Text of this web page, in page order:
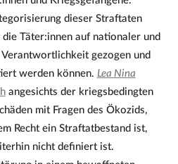
dieser Straftaten
Täter:innen auf nationaler und
gezogen und
werden können. Lea Nina
angesichts der kriegsbedingten
mit Fragen des Ökozids,
Recht ein Straftatbestand ist,
nicht definiert ist.